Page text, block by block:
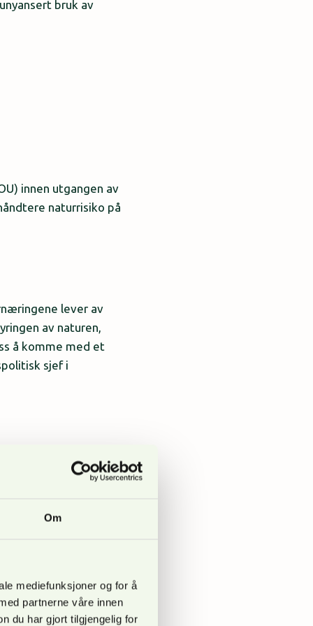
Om
mediefunksjoner og for å
partnerne våre innen
du har gjort tilgjengelig for
bruk av
innen utgangen av
naturrisiko på
lever av
av naturen,
å komme med et
sjef i
og i
at skogbruket gir.